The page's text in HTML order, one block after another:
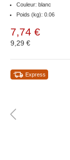
Couleur: blanc
Poids (kg): 0.06
7,74 €
9,29 €
Express